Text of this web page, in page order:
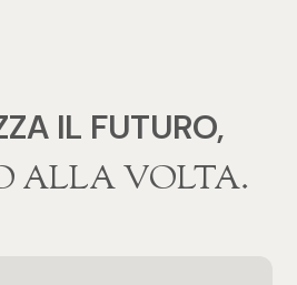
IL FUTURO,
ALLA VOLTA.